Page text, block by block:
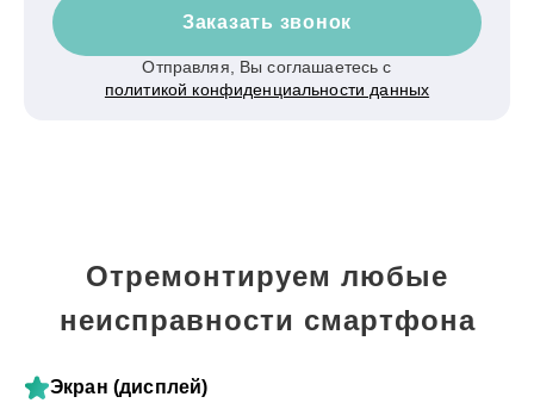
Заказать звонок
Отправляя, Вы соглашаетесь с
политикой конфиденциальности данных
Отремонтируем любые
неисправности смартфона
Экран (дисплей)